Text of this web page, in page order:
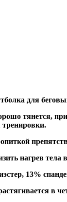
для
тянется,
нагрев
13%
в